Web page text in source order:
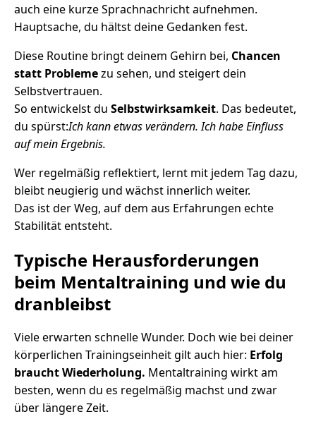
auch eine kurze Sprachnachricht aufnehmen.
Hauptsache, du hältst deine Gedanken fest.
Diese Routine bringt deinem Gehirn bei, Chancen
statt Problemezu sehen, und steigert dein
Selbstvertrauen.
So entwickelst du Selbstwirksamkeit. Das bedeutet,
du spürst:Ich kann etwas verändern. Ich habe Einfluss
auf mein Ergebnis.
Wer regelmäßig reflektiert, lernt mit jedem Tag dazu,
bleibt neugierig und wächst innerlich weiter.
Das ist der Weg, auf dem aus Erfahrungen echte
Stabilität entsteht.
Typische Herausforderungen
beim Mentaltraining und wie du
dranbleibst
Viele erwarten schnelle Wunder. Doch wie bei deiner
körperlichen Trainingseinheit gilt auch hier: Erfolg
braucht Wiederholung. Mentaltraining wirkt am
besten, wenn du es regelmäßig machst und zwar
über längere Zeit.